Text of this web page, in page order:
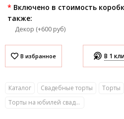
* Включено в стоимость
также:
Декор (+600 руб)
В 1
Каталог Свадебные торты Торты
Торты на юбилей свадьбы